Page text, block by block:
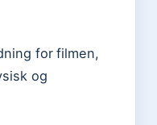
for filmen,
og